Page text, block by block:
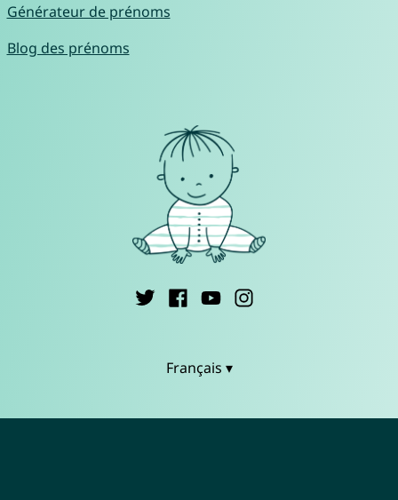
Générateur de prénoms
Blog des prénoms
Français ▾